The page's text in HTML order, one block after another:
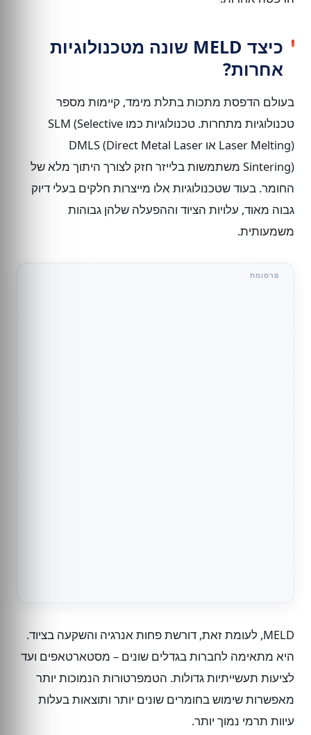
כיצד MELD שונה מטכנולוגיות
אחרות?
בעולם הדפסת מתכות בתלת מימד, קיימות מספר
טכנולוגיות מתחרות. טכנולוגיות כמו SLM (Selective
Laser Melting) או DMLS (Direct Metal Laser
Sintering) משתמשות בלייזר חזק לצורך היתוך מלא של
החומר. בעוד שטכנולוגיות אלו מייצרות חלקים בעלי דיוק
גבוה מאוד, עלויות הציוד וההפעלה שלהן גבוהות
משמעותית.
MELD, לעומת זאת, דורשת פחות אנרגיה והשקעה בציוד.
היא מתאימה לחברות בגדלים שונים – מסטארטאפים ועד
לציעות תעשייתיות גדולות. הטמפרטורות הנמוכות יותר
מאפשרות שימוש בחומרים שונים יותר ותוצאות בעלות
עיוות תרמי נמוך יותר.